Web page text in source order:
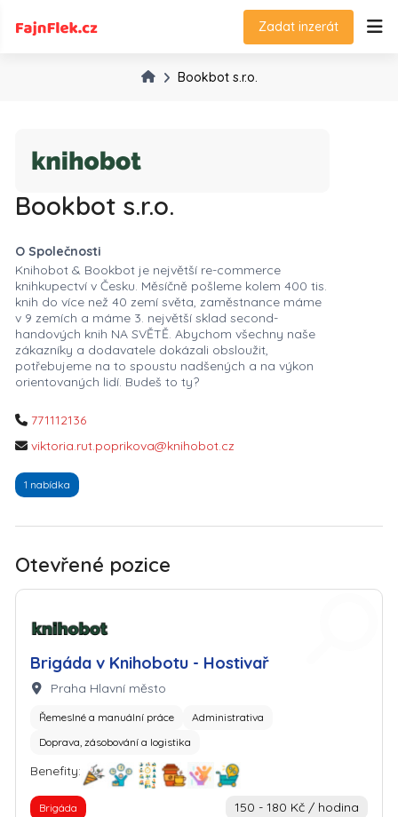
Zadat inzerát
Bookbot s.r.o.
Bookbot s.r.o.
O Společnosti
Knihobot & Bookbot je největší re-commerce
knihkupectví v Česku. Měsíčně pošleme kolem 400 tis.
knih do více než 40 zemí světa, zaměstnance máme
v 9 zemích a máme 3. největší sklad second-
handových knih NA SVĚTĚ. Abychom všechny naše
zákazníky a dodavatele dokázali obsloužit,
potřebujeme na to spoustu nadšených a na výkon
orientovaných lidí. Budeš to ty?
771112136
viktoria.rut.poprikova@knihobot.cz
1 nabídka
Otevřené pozice
Brigáda v Knihobotu - Hostivař
Lokalita:
Praha Hlavní město
Řemeslné a manuální práce
Administrativa
Doprava, zásobování a logistika
Benefity:
Brigáda 150 - 180 Kč / hodina